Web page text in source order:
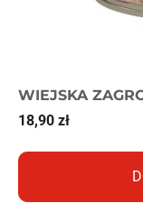
WIEJSKA
18,90 zł